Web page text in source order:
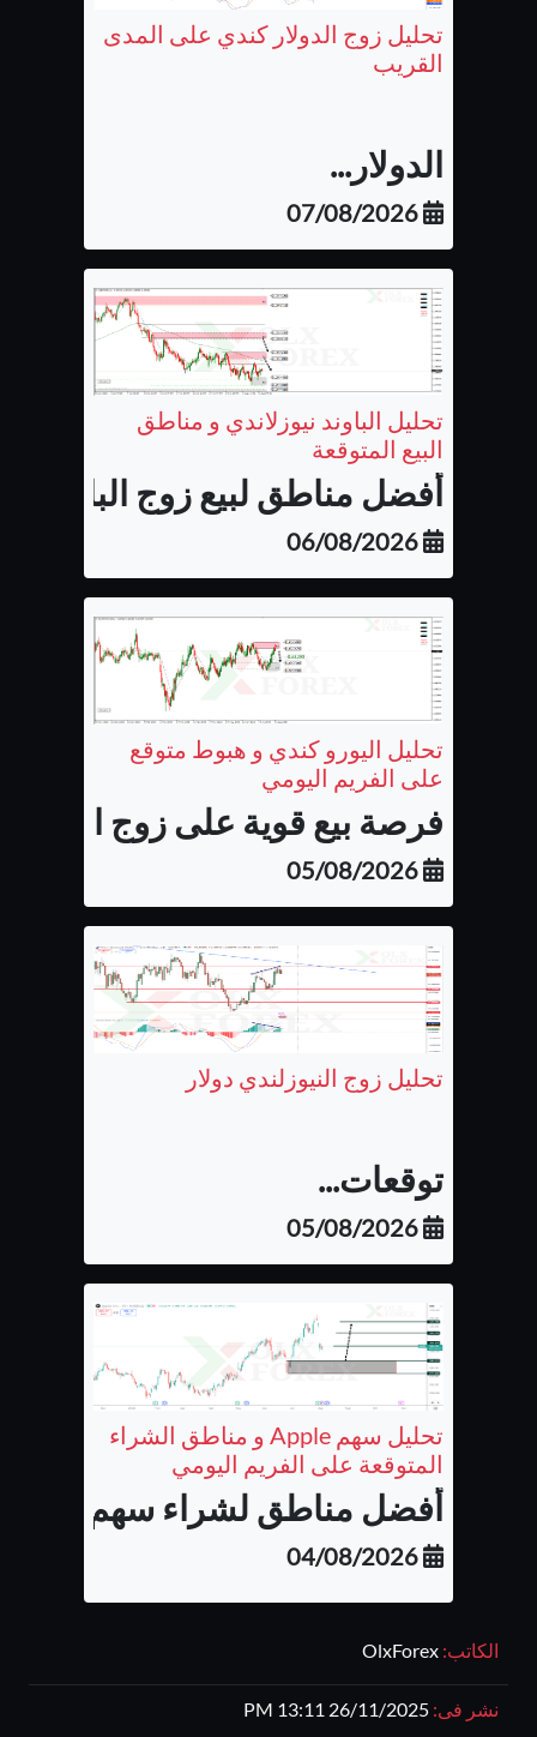
الكاتب: OlxForex
نشر فى: 26/11/2025 13:11 PM
تحليل زوج الدولار كندي على المدى
القريب
الدولار...
07/08/2026
تحليل الباوند نيوزلاندي و مناطق
البيع المتوقعة
أفضل مناطق لبيع زوج الباوند
06/08/2026
تحليل اليورو كندي و هبوط متوقع
على الفريم اليومي
فرصة بيع قوية على زوج اليورو
05/08/2026
تحليل زوج النيوزلندي دولار
توقعات...
05/08/2026
تحليل سهم Apple و مناطق الشراء
المتوقعة على الفريم اليومي
أفضل مناطق لشراء سهم شركة
04/08/2026